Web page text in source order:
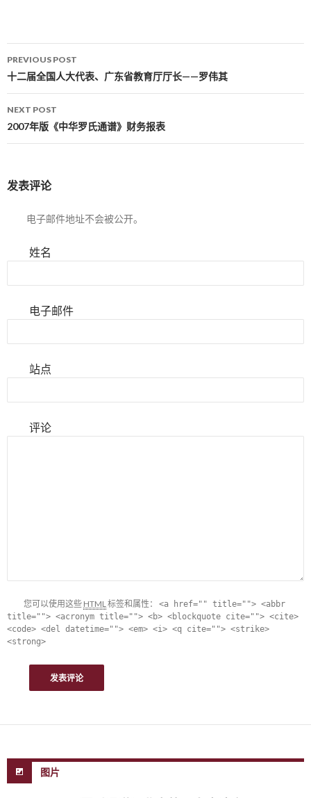
Post navigation
PREVIOUS POST
十二届全国人大代表、广东省教育厅厅长——罗伟其
NEXT POST
2007年版《中华罗氏通谱》财务报表
发表评论
电子邮件地址不会被公开。
姓名
电子邮件
站点
评论
您可以使用这些 HTML标签和属性： <a href="" title=""> <abbr
title=""> <acronym title=""> <b> <blockquote cite=""> <cite>
<code> <del datetime=""> <em> <i> <q cite=""> <strike>
<strong>
图片